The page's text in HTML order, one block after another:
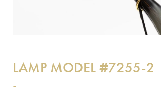
LAMP MODEL #7255-2
-